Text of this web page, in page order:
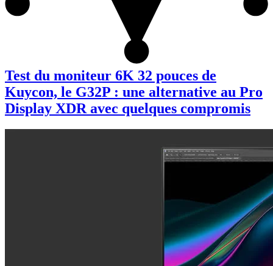
Test du moniteur 6K 32 pouces de
Kuycon, le G32P : une alternative au Pro
Display XDR avec quelques compromis